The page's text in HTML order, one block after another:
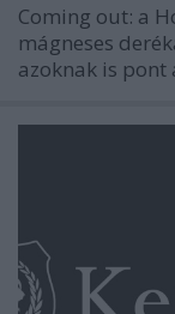
Coming out: a
mágneses
azoknak is pont